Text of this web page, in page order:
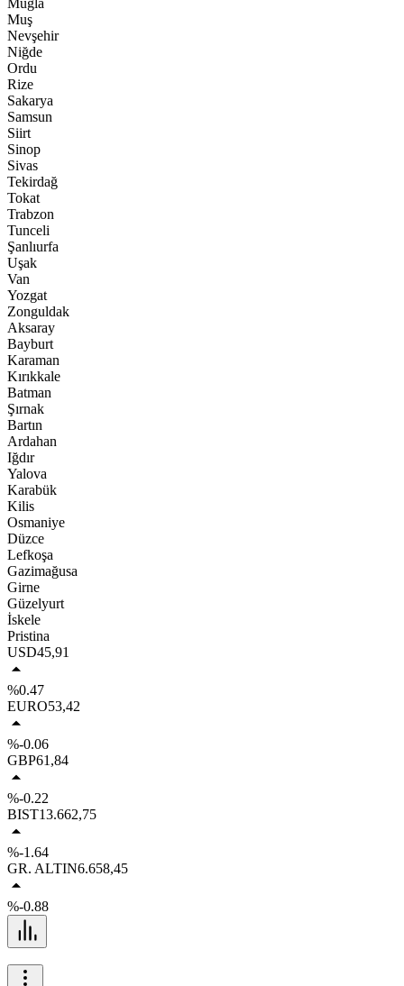
Muğla
Muş
Nevşehir
Niğde
Ordu
Rize
Sakarya
Samsun
Siirt
Sinop
Sivas
Tekirdağ
Tokat
Trabzon
Tunceli
Şanlıurfa
Uşak
Van
Yozgat
Zonguldak
Aksaray
Bayburt
Karaman
Kırıkkale
Batman
Şırnak
Bartın
Ardahan
Iğdır
Yalova
Karabük
Kilis
Osmaniye
Düzce
Lefkoşa
Gazimağusa
Girne
Güzelyurt
İskele
Pristina
USD45,91
%0.47
EURO53,42
%-0.06
GBP61,84
%-0.22
BIST13.662,75
%-1.64
GR. ALTIN6.658,45
%-0.88